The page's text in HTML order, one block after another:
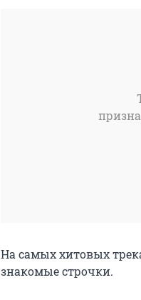
На самых хитовых
знакомые строчки.